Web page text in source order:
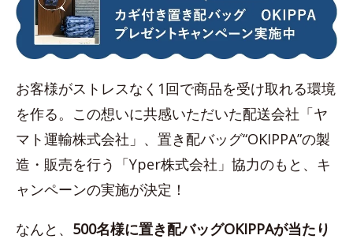
お客様がストレスなく1回で商品を受け取れる環境
を作る。この想いに共感いただいた配送会社「ヤ
マト運輸株式会社」、置き配バッグ“OKIPPA”の製
造・販売を行う「Yper株式会社」協力のもと、キ
ャンペーンの実施が決定！
なんと、 500名様に置き配バッグOKIPPAが当たり